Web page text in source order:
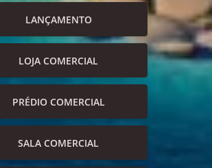
LANÇAMENTO
LOJA COMERCIAL
PRÉDIO COMERCIAL
SALA COMERCIAL